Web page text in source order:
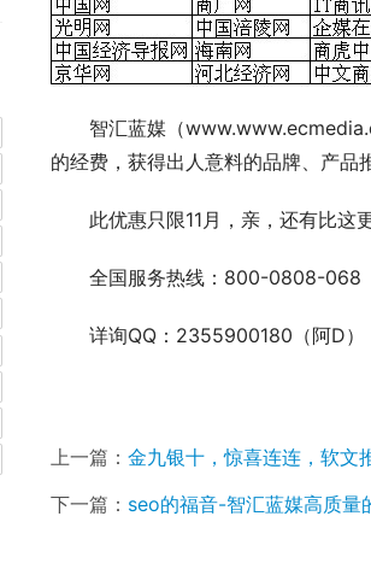
智汇蓝媒（
的经费，获得出人意料的品牌、产品
此优惠只限11月，亲，还有比这更
全国服务热线：800-0808-068
详询QQ：2355900180（阿D）
上一篇： 金九银十，惊喜连连，软文
下一篇： seo的福音-智汇蓝媒高质量